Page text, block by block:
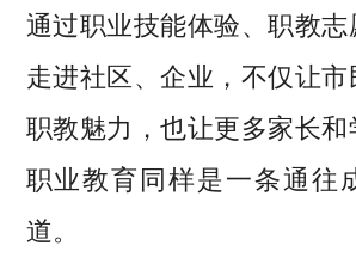
通过职业技能体验、职教
走进社区、企业，不仅让
职教魅力，也让更多家长和
职业教育同样是一条通往
道。